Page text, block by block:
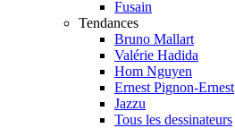
Fusain
Tendances
Bruno Mallart
Valérie Hadida
Hom Nguyen
Ernest Pignon-Ernest
Jazzu
Tous les dessinateurs